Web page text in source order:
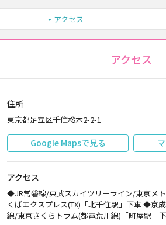
アクセス
アクセス
住所
東京都足立区千住桜木2-2-1
Google Mapsで見る
アクセス
◆JR常磐線/東武スカイツリーライン/東京メ
くばエクスプレス(TX)「北千住駅」下車 ◆京
線/東京さくらトラム(都電荒川線)「町屋駅」